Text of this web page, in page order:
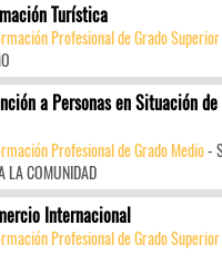
Turística
Profesional de Grado Superior
a Personas en Situación de
Profesional de Grado Medio-
LA COMUNIDAD
Internacional
Profesional de Grado Superior